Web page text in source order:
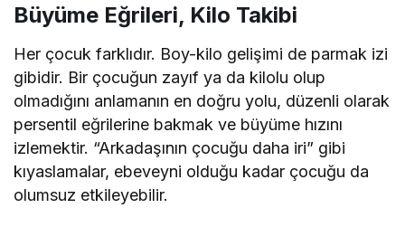
Büyüme Eğrileri, Kilo Takibi
Her çocuk farklıdır. Boy-kilo gelişimi de parmak izi
gibidir. Bir çocuğun zayıf ya da kilolu olup
olmadığını anlamanın en doğru yolu, düzenli olarak
persentil eğrilerine bakmak ve büyüme hızını
izlemektir. “Arkadaşının çocuğu daha iri” gibi
kıyaslamalar, ebeveyni olduğu kadar çocuğu da
olumsuz etkileyebilir.